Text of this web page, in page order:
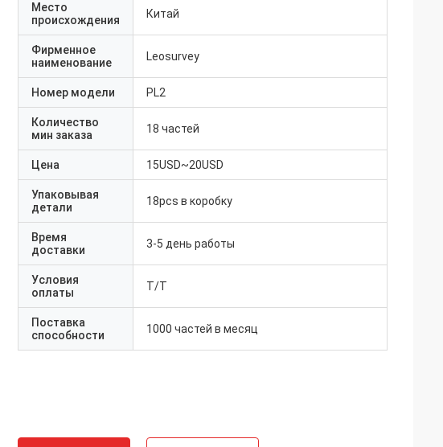
Место
происхождения
Китай
Фирменное
наименование
Leosurvey
Номер модели PL2
Количество
мин заказа
18 частей
Цена 15USD~20USD
Упаковывая
детали
18pcs в коробку
Время
доставки
3-5 день работы
Условия
оплаты
T/T
Поставка
способности
1000 частей в месяц